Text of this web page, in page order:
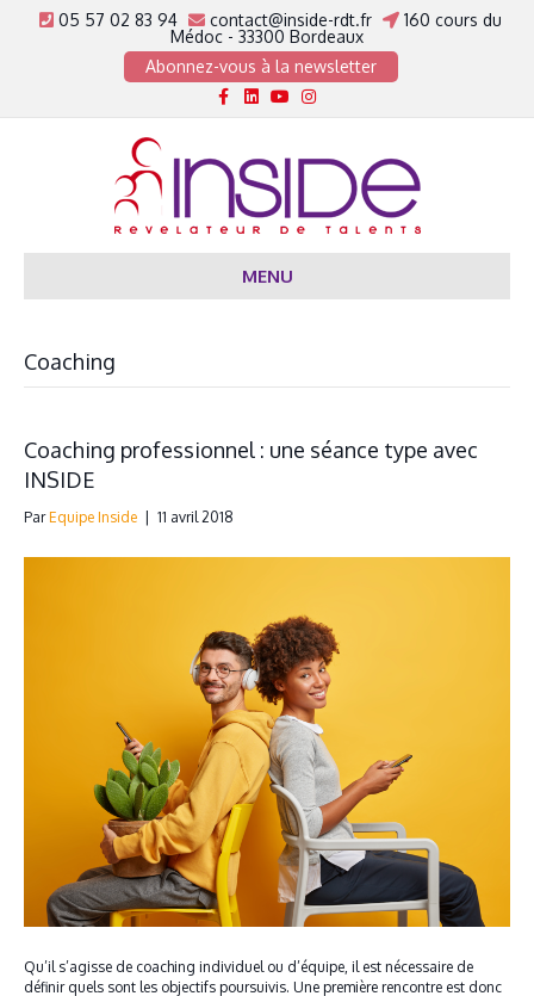
05 57 02 83 94 contact@inside-rdt.fr
160 cours du
Médoc - 33300 Bordeaux
Abonnez-vous à la newsletter
Facebook
LinkedinYoutube
Instagram
MENU
Coaching
Coaching professionnel : une séance type avec
INSIDE
ParEquipe Inside 11 avril 2018
Qu’il s’agisse de coaching individuel ou d’équipe, il est nécessaire de
définir quels sont les objectifs poursuivis. Une première rencontre est donc